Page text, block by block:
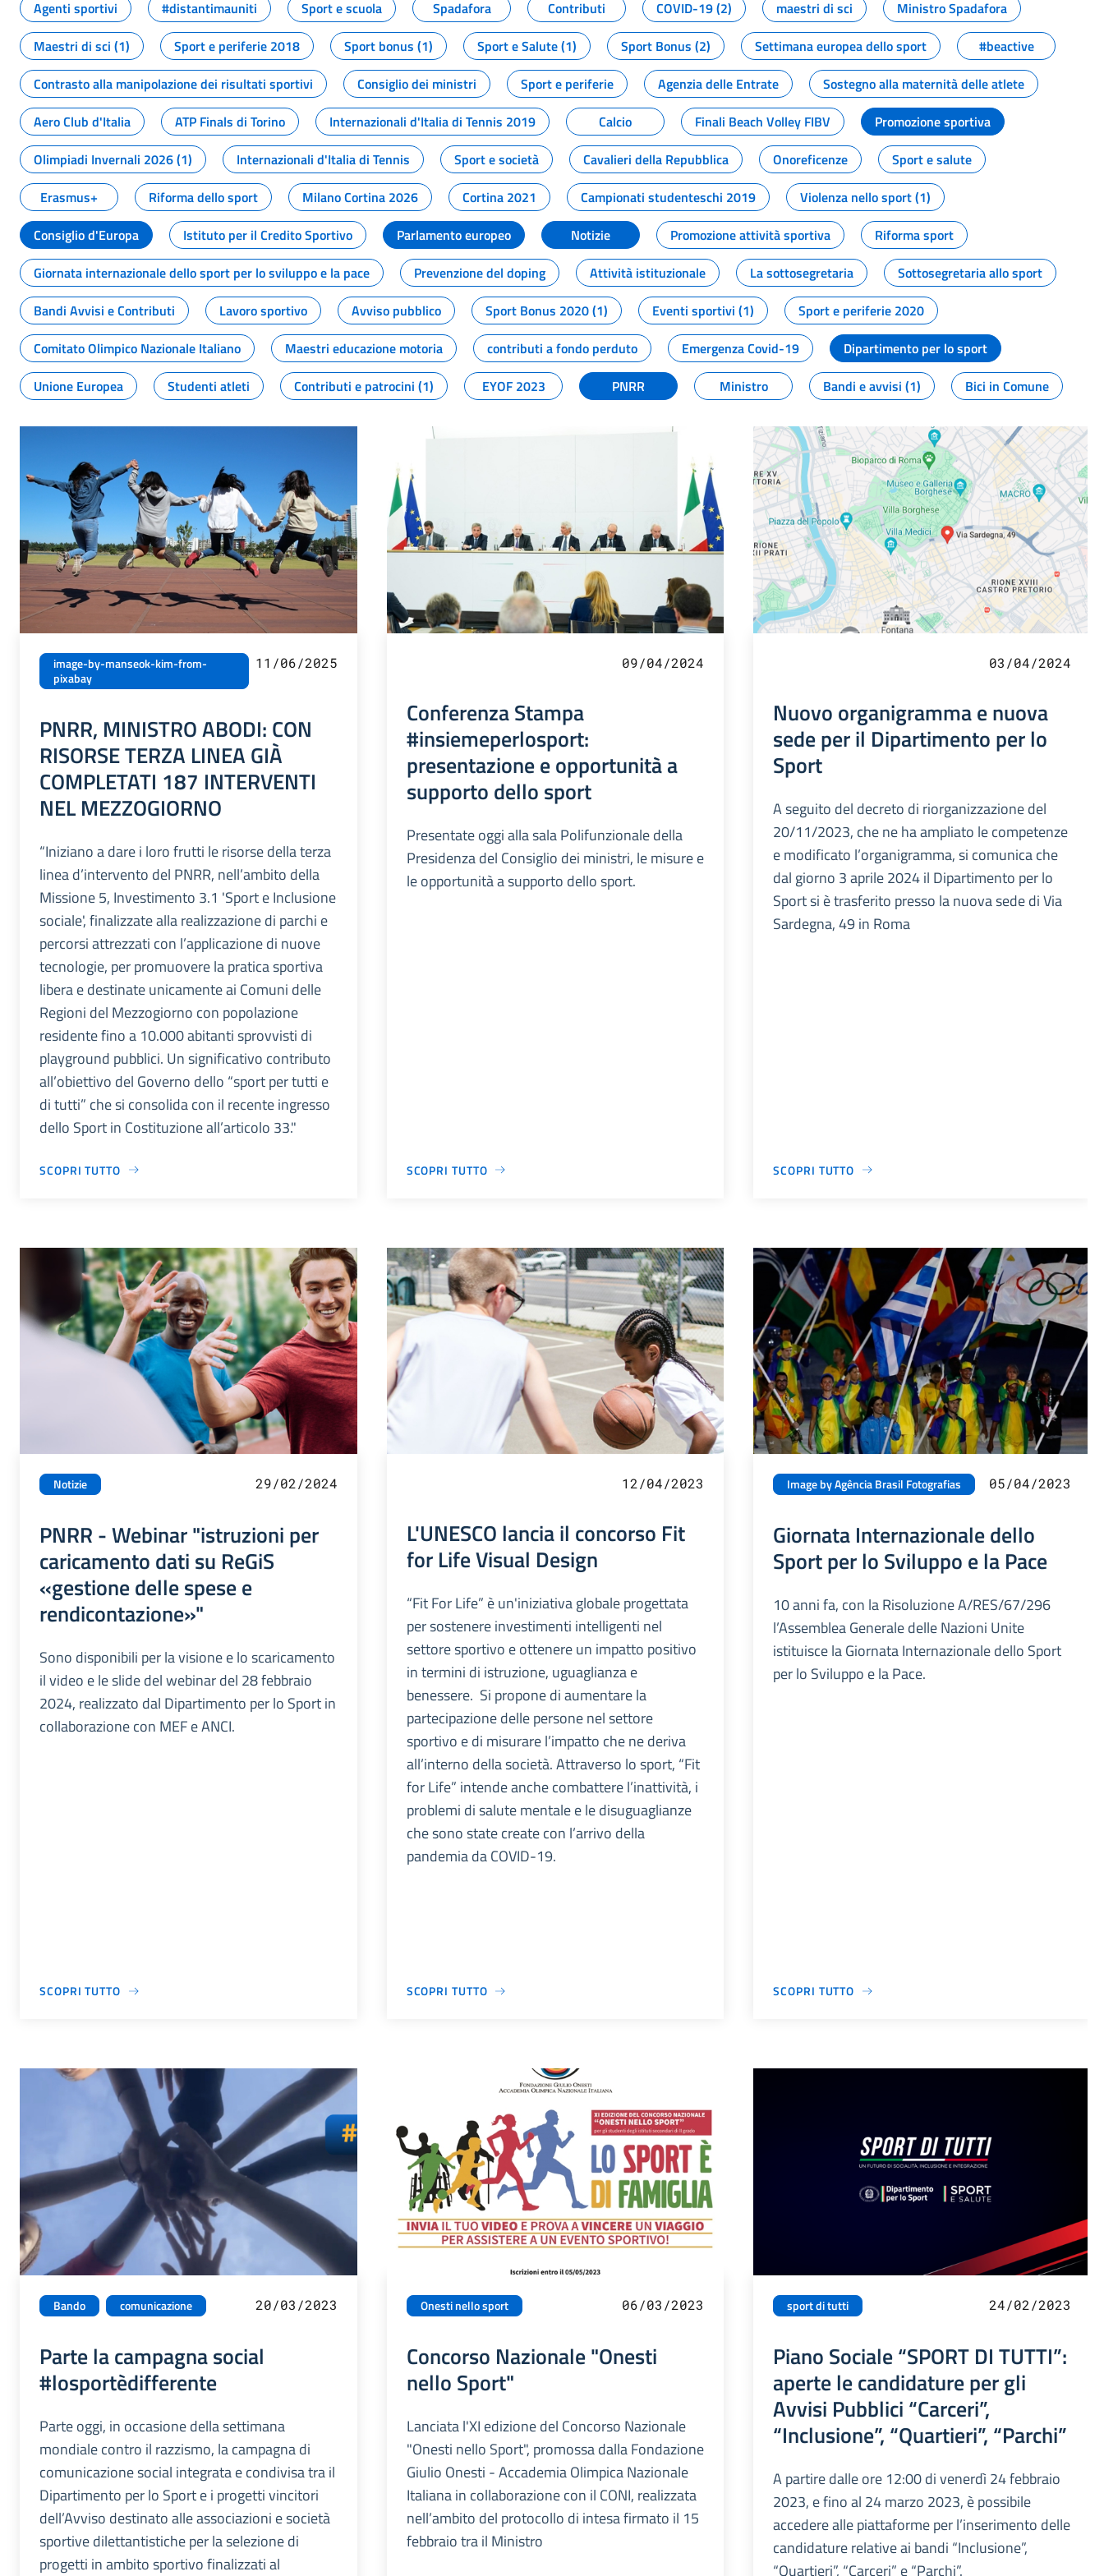
Agenti sportivi
#distantimauniti Sport e scuola Spadafora Contributi COVID-19 (2) maestri di sci
Ministro Spadafora
Maestri di sci (1)
Sport e periferie 2018 Sport bonus (1) Sport e Salute (1) Sport Bonus (2) Settimana europea dello sport
#beactive
Contrasto alla manipolazione dei risultati sportivi
Consiglio dei ministri Sport e periferie Agenzia delle Entrate
Sostegno alla maternità delle atlete
Aero Club d'Italia
ATP Finals di Torino Internazionali d'Italia di Tennis 2019 Calcio Finali Beach Volley FIBV
Promozione sportiva
Olimpiadi Invernali 2026 (1)
Internazionali d'Italia di Tennis Sport e società Cavalieri della Repubblica Onoreficenze
Sport e salute
Erasmus+
Riforma dello sport Milano Cortina 2026 Cortina 2021 Campionati studenteschi 2019
Violenza nello sport (1)
Consiglio d'Europa
Istituto per il Credito Sportivo Parlamento europeo Notizie Promozione attività sportiva
Riforma sport
Giornata internazionale dello sport per lo sviluppo e la pace
Prevenzione del doping Attività istituzionale La sottosegretaria
Sottosegretaria allo sport
Bandi Avvisi e Contributi
Lavoro sportivo Avviso pubblico Sport Bonus 2020 (1) Eventi sportivi (1)
Sport e periferie 2020
Comitato Olimpico Nazionale Italiano
Maestri educazione motoria contributi a fondo perduto Emergenza Covid-19
Dipartimento per lo sport
Unione Europea
Studenti atleti Contributi e patrocini (1) EYOF 2023 PNRR Ministro Bandi e avvisi (1) Bici in Comune
image-by-manseok-kim-from-
pixabay
11/06/2025
PNRR, MINISTRO ABODI: CON
RISORSE TERZA LINEA GIÀ
COMPLETATI 187 INTERVENTI
NEL MEZZOGIORNO
“Iniziano a dare i loro frutti le risorse della terza
linea d’intervento del PNRR, nell’ambito della
Missione 5, Investimento 3.1 'Sport e Inclusione
sociale', finalizzate alla realizzazione di parchi e
percorsi attrezzati con l’applicazione di nuove
tecnologie, per promuovere la pratica sportiva
libera e destinate unicamente ai Comuni delle
Regioni del Mezzogiorno con popolazione
residente fino a 10.000 abitanti sprovvisti di
playground pubblici. Un significativo contributo
all’obiettivo del Governo dello “sport per tutti e
di tutti” che si consolida con il recente ingresso
dello Sport in Costituzione all’articolo 33."
SCOPRI TUTTO
09/04/2024
Conferenza Stampa
#insiemeperlosport:
presentazione e opportunità a
supporto dello sport
Presentate oggi alla sala Polifunzionale della
Presidenza del Consiglio dei ministri, le misure e
le opportunità a supporto dello sport.
SCOPRI TUTTO
03/04/2024
Nuovo organigramma e nuova
sede per il Dipartimento per lo
Sport
A seguito del decreto di riorganizzazione del
20/11/2023, che ne ha ampliato le competenze
e modificato l’organigramma, si comunica che
dal giorno 3 aprile 2024 il Dipartimento per lo
Sport si è trasferito presso la nuova sede di Via
Sardegna, 49 in Roma
SCOPRI TUTTO
Notizie 29/02/2024
PNRR - Webinar "istruzioni per
caricamento dati su ReGiS
«gestione delle spese e
rendicontazione»"
Sono disponibili per la visione e lo scaricamento
il video e le slide del webinar del 28 febbraio
2024, realizzato dal Dipartimento per lo Sport in
collaborazione con MEF e ANCI.
SCOPRI TUTTO
12/04/2023
L'UNESCO lancia il concorso Fit
for Life Visual Design
“Fit For Life” è un'iniziativa globale progettata
per sostenere investimenti intelligenti nel
settore sportivo e ottenere un impatto positivo
in termini di istruzione, uguaglianza e
benessere. Si propone di aumentare la
partecipazione delle persone nel settore
sportivo e di misurare l’impatto che ne deriva
all’interno della società. Attraverso lo sport, “Fit
for Life” intende anche combattere l’inattività, i
problemi di salute mentale e le disuguaglianze
che sono state create con l’arrivo della
pandemia da COVID-19.
SCOPRI TUTTO
Image by Agência Brasil Fotografias 05/04/2023
Giornata Internazionale dello
Sport per lo Sviluppo e la Pace
10 anni fa, con la Risoluzione A/RES/67/296
l’Assemblea Generale delle Nazioni Unite
istituisce la Giornata Internazionale dello Sport
per lo Sviluppo e la Pace.
SCOPRI TUTTO
Bando comunicazione 20/03/2023
Parte la campagna social
#losportèdifferente
Parte oggi, in occasione della settimana
mondiale contro il razzismo, la campagna di
comunicazione social integrata e condivisa tra il
Dipartimento per lo Sport e i progetti vincitori
dell’Avviso destinato alle associazioni e società
sportive dilettantistiche per la selezione di
progetti in ambito sportivo finalizzati al
Onesti nello sport 06/03/2023
Concorso Nazionale "Onesti
nello Sport"
Lanciata l'XI edizione del Concorso Nazionale
"Onesti nello Sport", promossa dalla Fondazione
Giulio Onesti - Accademia Olimpica Nazionale
Italiana in collaborazione con il CONI, realizzata
nell’ambito del protocollo di intesa firmato il 15
febbraio tra il Ministro
sport di tutti 24/02/2023
Piano Sociale “SPORT DI TUTTI”:
aperte le candidature per gli
Avvisi Pubblici “Carceri”,
“Inclusione”, “Quartieri”, “Parchi”
A partire dalle ore 12:00 di venerdì 24 febbraio
2023, e fino al 24 marzo 2023, è possibile
accedere alle piattaforme per l’inserimento delle
candidature relative ai bandi “Inclusione”,
“Quartieri”, “Carceri” e “Parchi”.